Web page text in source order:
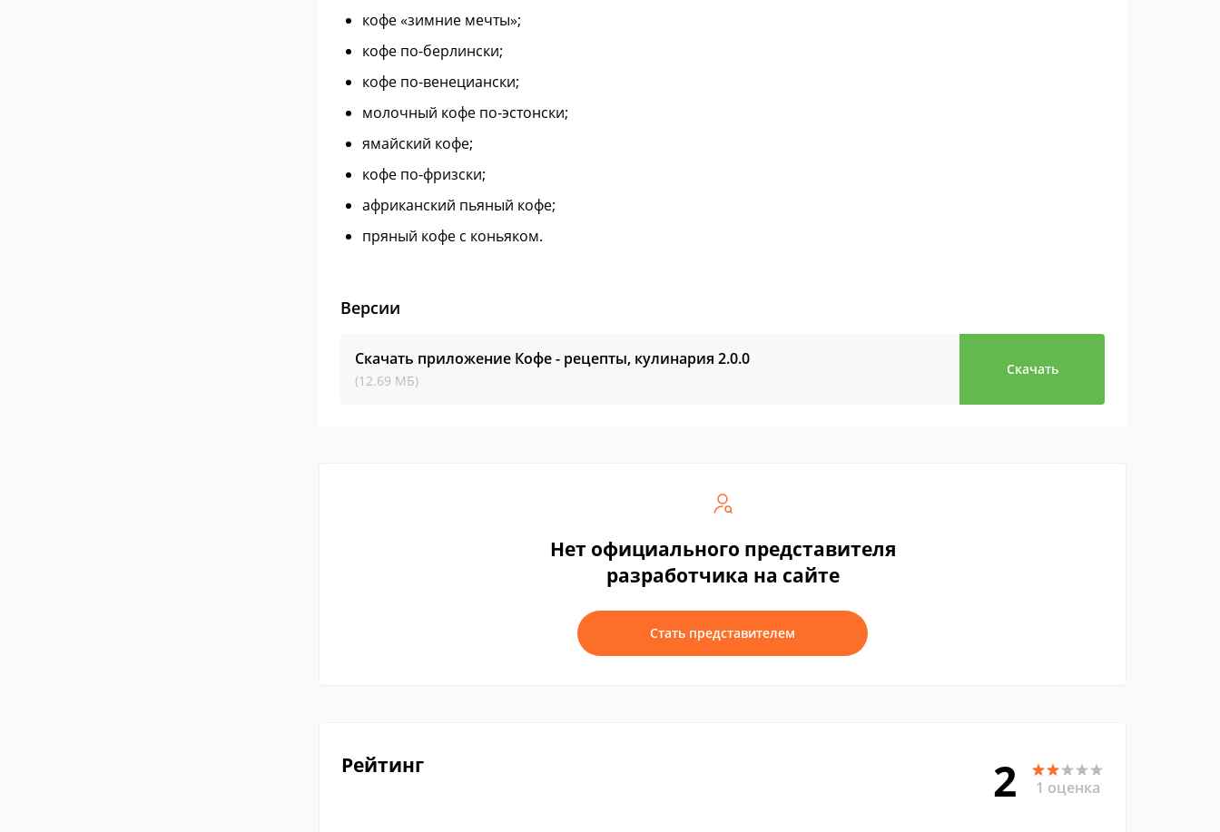
кофе «зимние мечты»;
кофе по-берлински;
кофе по-венециански;
молочный кофе по-эстонски;
ямайский кофе;
кофе по-фризски;
африканский пьяный кофе;
пряный кофе с коньяком.
Версии
Скачать приложение Кофе - рецепты, кулинария 2.0.0
(12.69 МБ)
Скачать
Нет официального представителя
разработчика на сайте
Стать представителем
Рейтинг 2 1 оценка